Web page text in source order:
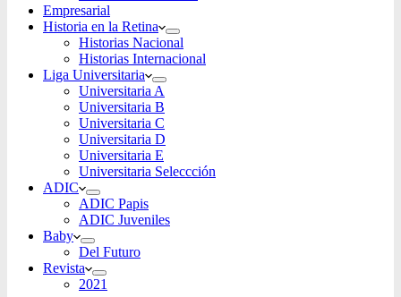
Empresarial
Historia en la Retina
Historias Nacional
Historias Internacional
Liga Universitaria
Universitaria A
Universitaria B
Universitaria C
Universitaria D
Universitaria E
Universitaria Seleccción
ADIC
ADIC Papis
ADIC Juveniles
Baby
Del Futuro
Revista
2021